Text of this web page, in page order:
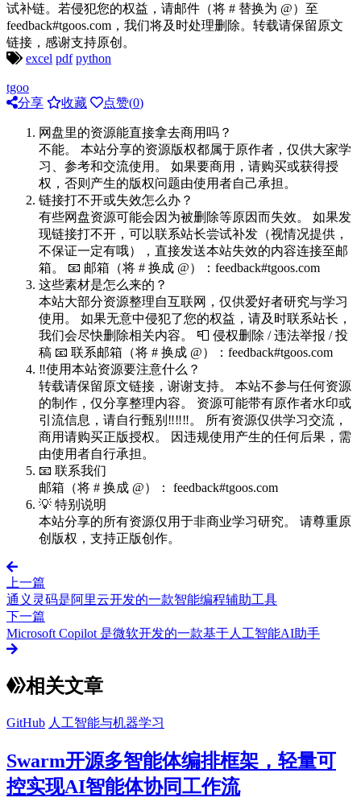
试补链。若侵犯您的权益，请邮件（将 # 替换为 @）至
feedback#tgoos.com，我们将及时处理删除。转载请保留原文
链接，感谢支持原创。
excel pdf python
tgoo
分享
收藏 点赞(0)
网盘里的资源能直接拿去商用吗？
不能。 本站分享的资源版权都属于原作者，仅供大家学
习、参考和交流使用。 如果要商用，请购买或获得授
权，否则产生的版权问题由使用者自己承担。
链接打不开或失效怎么办？
有些网盘资源可能会因为被删除等原因而失效。 如果发
现链接打不开，可以联系站长尝试补发（视情况提供，
不保证一定有哦），直接发送本站失效的内容连接至邮
箱。 📧 邮箱（将 # 换成 @）：feedback#tgoos.com
这些素材是怎么来的？
本站大部分资源整理自互联网，仅供爱好者研究与学习
使用。 如果无意中侵犯了您的权益，请及时联系站长，
我们会尽快删除相关内容。 📮 侵权删除 / 违法举报 / 投
稿 📧 联系邮箱（将 # 换成 @）：feedback#tgoos.com
‼️使用本站资源要注意什么？
转载请保留原文链接，谢谢支持。 本站不参与任何资源
的制作，仅分享整理内容。 资源可能带有原作者水印或
引流信息，请自行甄别‼️‼️‼️。 所有资源仅供学习交流，
商用请购买正版授权。 因违规使用产生的任何后果，需
由使用者自行承担。
📧 联系我们
邮箱（将 # 换成 @）： feedback#tgoos.com
💡 特别说明
本站分享的所有资源仅用于非商业学习研究。 请尊重原
创版权，支持正版创作。
上一篇
通义灵码是阿里云开发的一款智能编程辅助工具
下一篇
Microsoft Copilot 是微软开发的一款基于人工智能AI助手
相关文章
GitHub 人工智能与机器学习
Swarm开源多智能体编排框架，轻量可
控实现AI智能体协同工作流